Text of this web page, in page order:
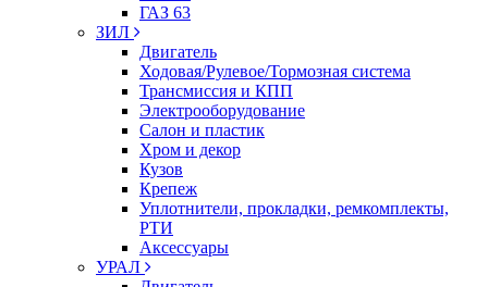
ГАЗ 63
ЗИЛ
Двигатель
Ходовая/Рулевое/Тормозная система
Трансмиссия и КПП
Электрооборудование
Салон и пластик
Хром и декор
Кузов
Крепеж
Уплотнители, прокладки, ремкомплекты,
РТИ
Аксессуары
УРАЛ